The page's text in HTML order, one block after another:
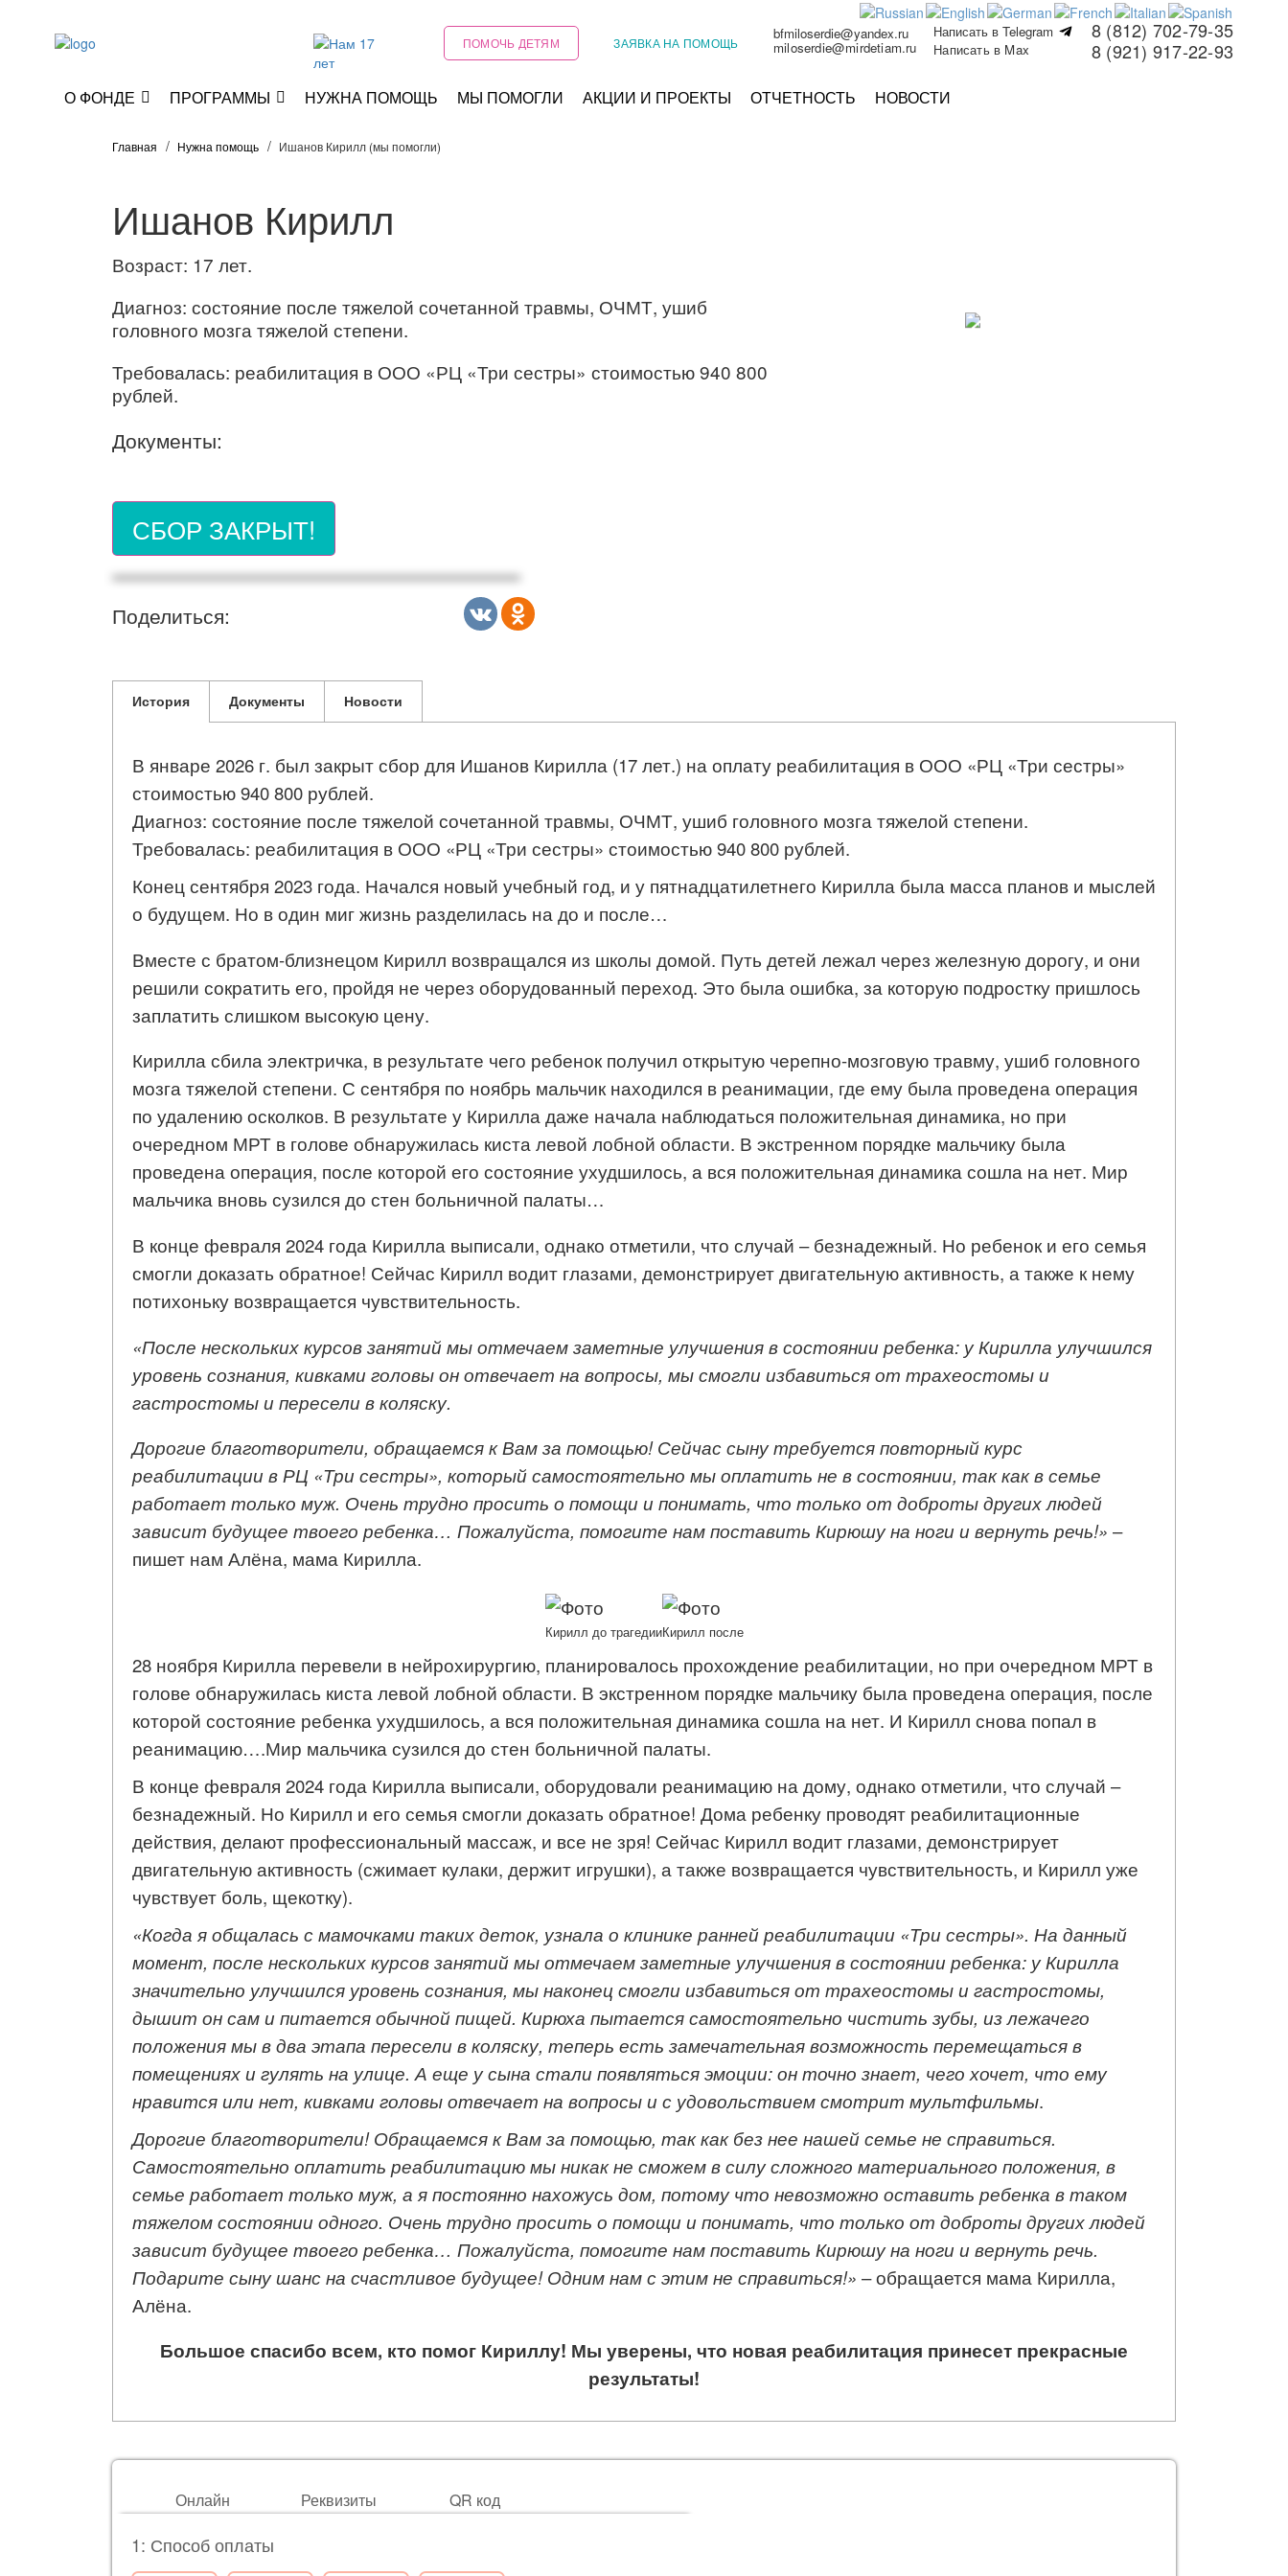
ПОМОЧЬ ДЕТЯМ ЗАЯВКА НА ПОМОЩЬ bfmiloserdie@yandex.ru
miloserdie@mirdetiam.ru
Написать в Telegram
Написать в Max
8 (812) 702-79-35
8 (921) 917-22-93
О ФОНДЕ ПРОГРАММЫ НУЖНА ПОМОЩЬ МЫ ПОМОГЛИ АКЦИИ И ПРОЕКТЫ ОТЧЕТНОСТЬ НОВОСТИ
Главная Нужна помощь Ишанов Кирилл (мы помогли)
Ишанов Кирилл
Возраст: 17 лет.
Диагноз: состояние после тяжелой сочетанной травмы, ОЧМТ, ушиб
головного мозга тяжелой степени.
Требовалась: реабилитация в ООО «РЦ «Три сестры» стоимостью 940 800
рублей.
Документы:
СБОР ЗАКРЫТ!
Поделиться:
История Документы Новости
В январе 2026 г. был закрыт сбор для Ишанов Кирилла (17 лет.) на оплату реабилитация в ООО «РЦ «Три сестры»
стоимостью 940 800 рублей.
Диагноз: состояние после тяжелой сочетанной травмы, ОЧМТ, ушиб головного мозга тяжелой степени.
Требовалась: реабилитация в ООО «РЦ «Три сестры» стоимостью 940 800 рублей.
Конец сентября 2023 года. Начался новый учебный год, и у пятнадцатилетнего Кирилла была масса планов и мыслей
о будущем. Но в один миг жизнь разделилась на до и после…
Вместе с братом-близнецом Кирилл возвращался из школы домой. Путь детей лежал через железную дорогу, и они
решили сократить его, пройдя не через оборудованный переход. Это была ошибка, за которую подростку пришлось
заплатить слишком высокую цену.
Кирилла сбила электричка, в результате чего ребенок получил открытую черепно-мозговую травму, ушиб головного
мозга тяжелой степени. С сентября по ноябрь мальчик находился в реанимации, где ему была проведена операция
по удалению осколков. В результате у Кирилла даже начала наблюдаться положительная динамика, но при
очередном МРТ в голове обнаружилась киста левой лобной области. В экстренном порядке мальчику была
проведена операция, после которой его состояние ухудшилось, а вся положительная динамика сошла на нет. Мир
мальчика вновь сузился до стен больничной палаты…
В конце февраля 2024 года Кирилла выписали, однако отметили, что случай – безнадежный. Но ребенок и его семья
смогли доказать обратное! Сейчас Кирилл водит глазами, демонстрирует двигательную активность, а также к нему
потихоньку возвращается чувствительность.
«После нескольких курсов занятий мы отмечаем заметные улучшения в состоянии ребенка: у Кирилла улучшился
уровень сознания, кивками головыонотвечает на вопросы, мы смогли избавиться от трахеостомы и
гастростомыи пересели в коляску.
Дорогие благотворители, обращаемся к Вам за помощью!Сейчас сыну требуется повторный курс
реабилитации в РЦ «Три сестры», который самостоятельно мы оплатить не в состоянии, так какв семье
работает только муж. Очень трудно просить о помощи и понимать, что только от доброты других людей
зависит будущее твоего ребенка… Пожалуйста, помогите нам поставить Кирюшу на ноги и вернуть речь!» –
пишет нам Алёна, мама Кирилла.
Кирилл до трагедииКирилл после
28 ноября Кирилла перевели в нейрохирургию, планировалось прохождение реабилитации, но при очередном МРТ в
голове обнаружилась киста левой лобной области. В экстренном порядке мальчику была проведена операция, после
которой состояние ребенка ухудшилось, а вся положительная динамика сошла на нет. И Кирилл снова попал в
реанимацию….Мир мальчика сузился до стен больничной палаты.
В конце февраля 2024 года Кирилла выписали, оборудовали реанимацию на дому, однако отметили, что случай –
безнадежный. Но Кирилл и его семья смогли доказать обратное! Дома ребенку проводят реабилитационные
действия, делают профессиональный массаж, и все не зря! Сейчас Кирилл водит глазами, демонстрирует
двигательную активность (сжимает кулаки, держит игрушки), а также возвращается чувствительность, и Кирилл уже
чувствует боль, щекотку).
«Когда я общалась с мамочками таких деток, узнала о клинике ранней реабилитации «Три сестры». На данный
момент, после нескольких курсов занятий мы отмечаем заметные улучшения в состоянии ребенка: у Кирилла
значительно улучшился уровень сознания, мы наконец смогли избавиться от трахеостомы и гастростомы,
дышит он сам и питается обычной пищей. Кирюха пытается самостоятельно чистить зубы, из лежачего
положения мы в два этапа пересели в коляску, теперь есть замечательная возможность перемещаться в
помещениях и гулять на улице. А еще у сына стали появляться эмоции: он точно знает, чего хочет, что ему
нравится или нет, кивками головы отвечает на вопросы и с удовольствием смотрит мультфильмы.
Дорогие благотворители! Обращаемся к Вам за помощью, так как без нее нашей семье не справиться.
Самостоятельно оплатить реабилитацию мы никак не сможем в силу сложного материального положения, в
семье работает только муж, а я постоянно нахожусь дом, потому что невозможно оставить ребенка в таком
тяжелом состоянии одного. Очень трудно просить о помощи и понимать, что только от доброты других людей
зависит будущее твоего ребенка… Пожалуйста, помогите нам поставить Кирюшу на ноги и вернуть речь.
Подарите сыну шанс на счастливое будущее! Одним нам с этим не справиться!» – обращается мама Кирилла,
Алёна.
Большое спасибо всем, кто помог Кириллу! Мы уверены, что новая реабилитация принесет прекрасные
результаты!
Онлайн Реквизиты QR код
1: Способ оплаты